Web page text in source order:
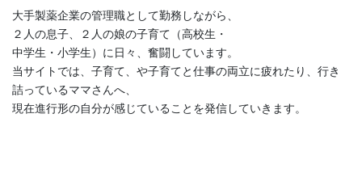
大手製薬企業の管理職として勤務しながら、
２人の息子、２人の娘の子育て（高校生・
中学生・小学生）に日々、奮闘しています。
当サイトでは、子育て、や子育てと仕事の両立に疲れたり、行き
詰っているママさんへ、
現在進行形の自分が感じていることを発信していきます。